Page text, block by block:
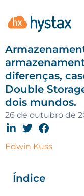
diferenças,
Double
dois mundos.
26 de outubro de
Edwin Kuss
Índice